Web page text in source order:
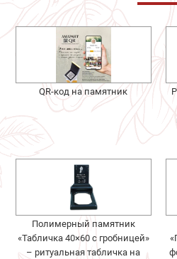
QR-код на памятник
Полимерный памятник
«Табличка 40×60 с гробницей»
– ритуальная табличка на